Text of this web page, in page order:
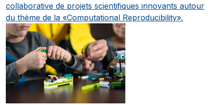
collaborative de projets scientifiques innovants autour
du thème de la «Computational Reproducibility».